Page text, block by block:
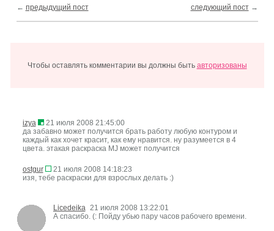
← предыдущий пост следующий пост→
Чтобы оставлять комментарии вы должны быть авторизованы
izya
21 июля 2008 21:45:00
да забавно может получится брать работу любую контуром и
каждый как хочет красит, как ему нравится. ну разумеется в 4
цвета. этакая раскраска MJ может получится
ostgur
21 июля 2008 14:18:23
изя, тебе раскраски для взрослых делать :)
Licedeika
21 июля 2008 13:22:01
А спасибо. (: Пойду убью пару часов рабочего времени.